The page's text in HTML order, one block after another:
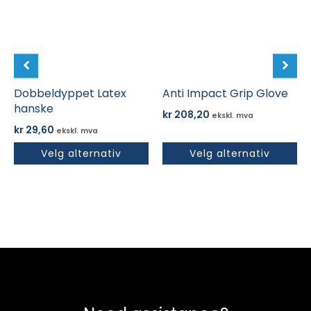
Dobbeldyppet Latex
hanske
kr 29,60 ekskl. mva
Velg alternativ
velges
på
produktsiden
Anti Impact Grip Glove
kr 208,20 ekskl. mva
Velg alternativ
produktsiden